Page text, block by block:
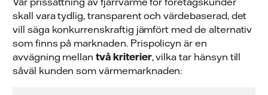
skall vara tydlig, transparent och värdebaserad, det
vill säga konkurrenskraftig jämfört med de alternativ
som finns på marknaden. Prispolicyn är en
avvägning mellantvå kriterier, vilka tar hänsyn till
såväl kunden som värmemarknaden: